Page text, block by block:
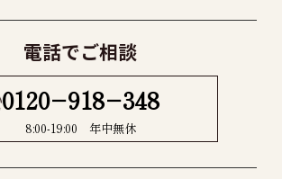
電話でご相談
0120−918−348
8:00-19:00 年中無休